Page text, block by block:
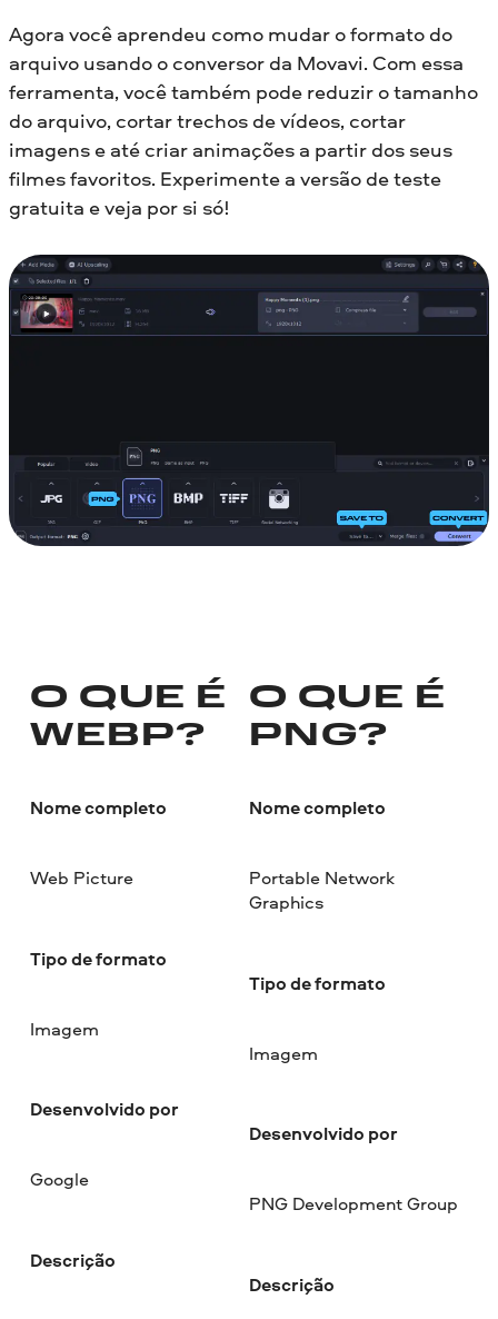
Agora você aprendeu como mudar o formato do
arquivo usando o conversor da Movavi. Com essa
ferramenta, você também pode reduzir o tamanho
do arquivo, cortar trechos de vídeos, cortar
imagens e até criar animações a partir dos seus
filmes favoritos. Experimente a versão de teste
gratuita e veja por si só!
O QUE É
WEBP?
Nome completo
Web Picture
Tipo de formato
Imagem
Desenvolvido por
Google
Descrição
O QUE É
PNG?
Nome completo
Portable Network
Graphics
Tipo de formato
Imagem
Desenvolvido por
PNG Development Group
Descrição